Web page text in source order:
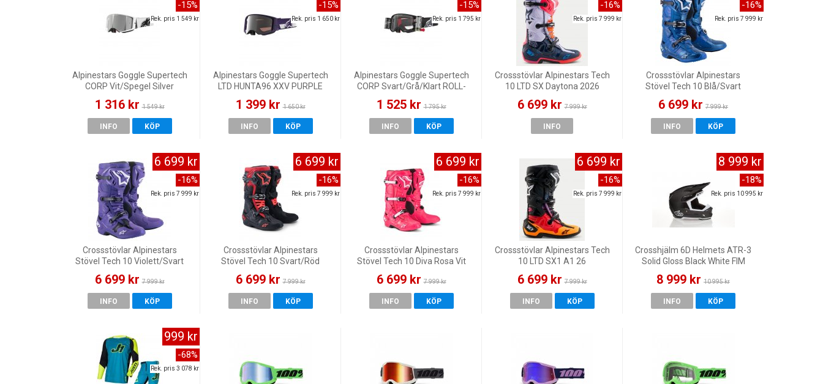
Alpinestars Goggle Supertech
CORP Vit/Spegel Silver
1 316 kr 1 549 kr
-15%
Rek. pris 1 549 kr
INFO KÖP
Alpinestars Goggle Supertech
LTD HUNTA96 XXV PURPLE
1 399 kr 1 650 kr
-15%
Rek. pris 1 650 kr
INFO KÖP
Alpinestars Goggle Supertech
CORP Svart/Grå/Klart ROLL-
1 525 kr 1 795 kr
-15%
Rek. pris 1 795 kr
INFO KÖP
Crossstövlar Alpinestars Tech
10 LTD SX Daytona 2026
6 699 kr 7 999 kr
-16%
Rek. pris 7 999 kr
INFO
Crossstövlar Alpinestars
Stövel Tech 10 Blå/Svart
6 699 kr 7 999 kr
-16%
Rek. pris 7 999 kr
INFO KÖP
Crossstövlar Alpinestars
Stövel Tech 10 Violett/Svart
6 699 kr 7 999 kr
6 699 kr
-16%
Rek. pris 7 999 kr
INFO KÖP
Crossstövlar Alpinestars
Stövel Tech 10 Svart/Röd
6 699 kr 7 999 kr
6 699 kr
-16%
Rek. pris 7 999 kr
INFO KÖP
Crossstövlar Alpinestars
Stövel Tech 10 Diva Rosa Vit
6 699 kr 7 999 kr
6 699 kr
-16%
Rek. pris 7 999 kr
INFO KÖP
Crossstövlar Alpinestars Tech
10 LTD SX1 A1 26
6 699 kr 7 999 kr
6 699 kr
-16%
Rek. pris 7 999 kr
INFO KÖP
Crosshjälm 6D Helmets ATR-3
Solid Gloss Black White FIM
8 999 kr 10 995 kr
8 999 kr
-18%
Rek. pris 10 995 kr
INFO KÖP
999 kr
-68%
Rek. pris 3 078 kr